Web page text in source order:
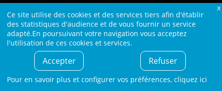
Ce site utilise des cookies et des services tiers afin d'établir
des statistiques d'audience et de vous fournir un service
adapté.En poursuivant votre navigation vous acceptez
l'utilisation de ces cookies et services.
Accepter Refuser
Pour en savoir plus et configurer vos préférences, cliquez ici
Contact Plan du site Qui sommes-nous ?
Liens
Charte L4M
Conditions Générales
Cookies et confidentialité
Informations légales
© L4M - 2004-2026 -Tous droits réservés